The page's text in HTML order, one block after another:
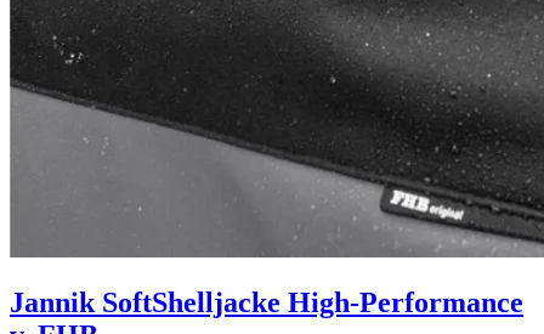
Jannik SoftShelljacke High-Performance